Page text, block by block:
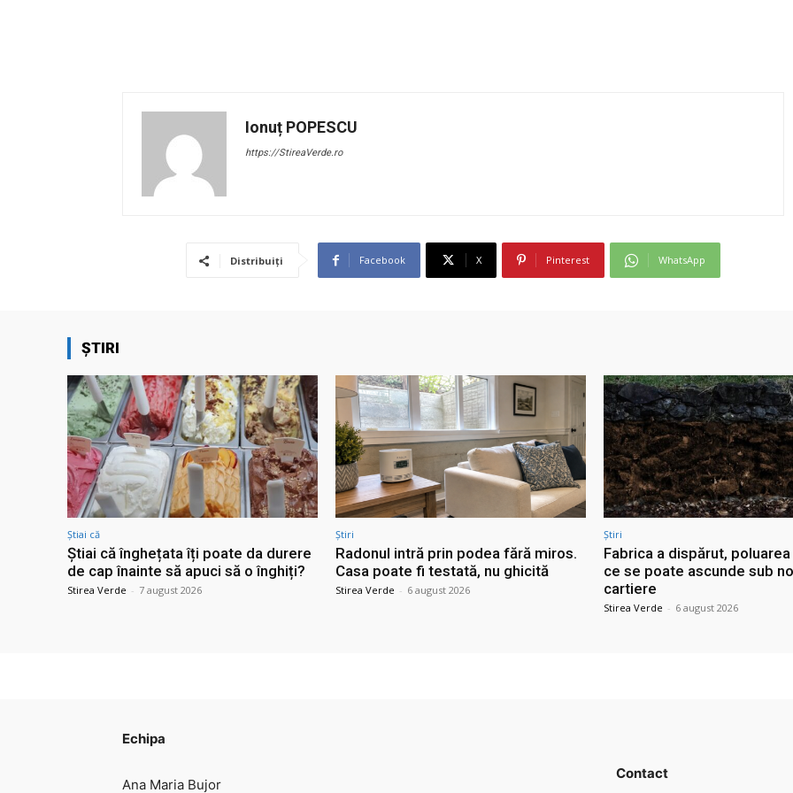
Ionuț POPESCU
https://StireaVerde.ro
Distribuiți Facebook X Pinterest WhatsApp
ȘTIRI
Știai că
Știai că înghețata îți poate da durere
de cap înainte să apuci să o înghiți?
Stirea Verde - 7 august 2026
Știri
Radonul intră prin podea fără miros.
Casa poate fi testată, nu ghicită
Stirea Verde - 6 august 2026
Știri
Fabrica a dispărut,
ce se poate ascunde sub
cartiere
Stirea Verde - 6 august 2026
Echipa
Ana Maria Bujor
Contact